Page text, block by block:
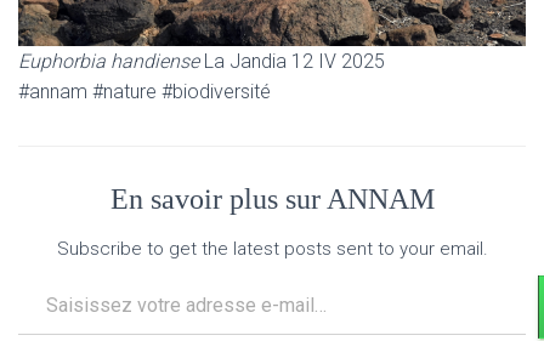
Euphorbia handienseLa Jandia 12 IV 2025
#annam #nature #biodiversité
En savoir plus sur ANNAM
Subscribe to get the latest posts sent to your email.